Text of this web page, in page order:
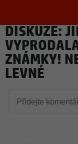
DISKUZE:
ZNÁMKY!
LEVNÉ